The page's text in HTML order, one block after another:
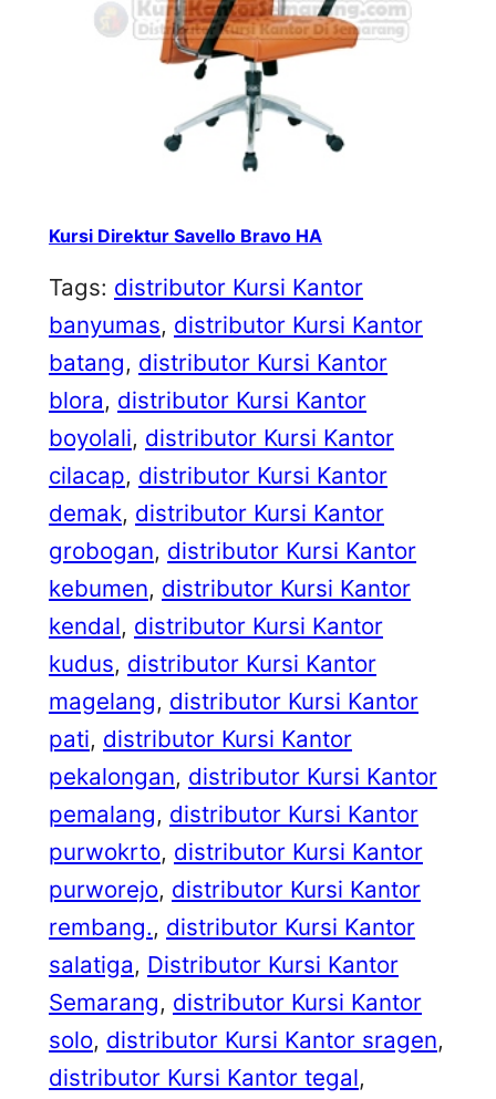
Kursi Direktur Savello Bravo HA
Tags: distributor Kursi Kantor
banyumas, distributor Kursi Kantor
batang, distributor Kursi Kantor
blora, distributor Kursi Kantor
boyolali, distributor Kursi Kantor
cilacap, distributor Kursi Kantor
demak, distributor Kursi Kantor
grobogan, distributor Kursi Kantor
kebumen, distributor Kursi Kantor
kendal, distributor Kursi Kantor
kudus, distributor Kursi Kantor
magelang, distributor Kursi Kantor
pati, distributor Kursi Kantor
pekalongan, distributor Kursi Kantor
pemalang, distributor Kursi Kantor
purwokrto, distributor Kursi Kantor
purworejo, distributor Kursi Kantor
rembang., distributor Kursi Kantor
salatiga, Distributor Kursi Kantor
Semarang, distributor Kursi Kantor
solo, distributor Kursi Kantor sragen
distributor Kursi Kantor tegal